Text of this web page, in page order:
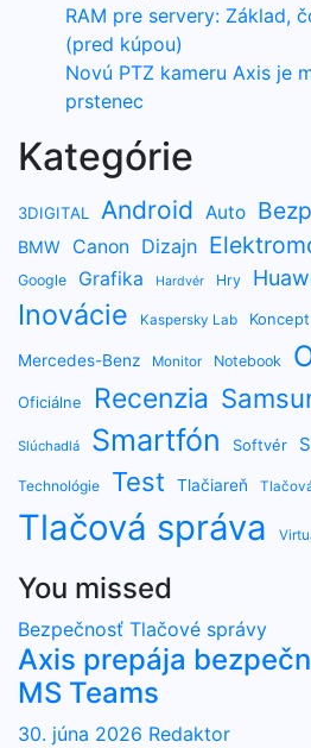
RAM pre servery: Základ,
(pred kúpou)
Novú PTZ kameru Axis je
prstenec
Kategórie
3DIGITAL Android Auto
BMW Canon Dizajn
Google
Grafika Hardvér Hry
Inovácie Kaspersky Lab Koncept
Mercedes-Benz Monitor Notebook
Oficiálne Recenzia
Slúchadlá Smartfón Softvér
Technológie Test Tlačiareň
Tlačová správa
You missed
Bezpečnosť Tlačové správy
Axis prepája
MS Teams
30. júna 2026 Redaktor